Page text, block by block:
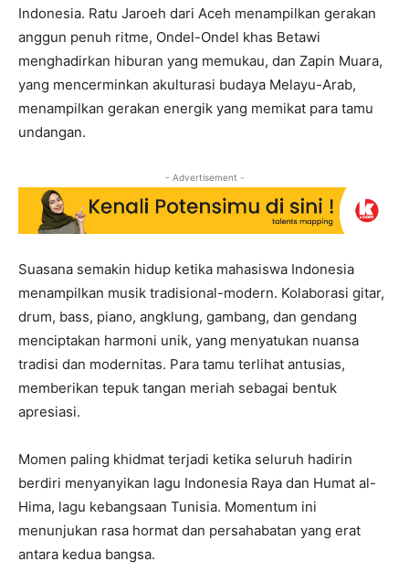
Indonesia. Ratu Jaroeh dari Aceh menampilkan gerakan
anggun penuh ritme, Ondel-Ondel khas Betawi
menghadirkan hiburan yang memukau, dan Zapin Muara,
yang mencerminkan akulturasi budaya Melayu-Arab,
menampilkan gerakan energik yang memikat para tamu
undangan.
- Advertisement -
Suasana semakin hidup ketika mahasiswa Indonesia
menampilkan musik tradisional-modern. Kolaborasi gitar,
drum, bass, piano, angklung, gambang, dan gendang
menciptakan harmoni unik, yang menyatukan nuansa
tradisi dan modernitas. Para tamu terlihat antusias,
memberikan tepuk tangan meriah sebagai bentuk
apresiasi.
Momen paling khidmat terjadi ketika seluruh hadirin
berdiri menyanyikan lagu Indonesia Raya dan Humat al-
Hima, lagu kebangsaan Tunisia. Momentum ini
menunjukan rasa hormat dan persahabatan yang erat
antara kedua bangsa.